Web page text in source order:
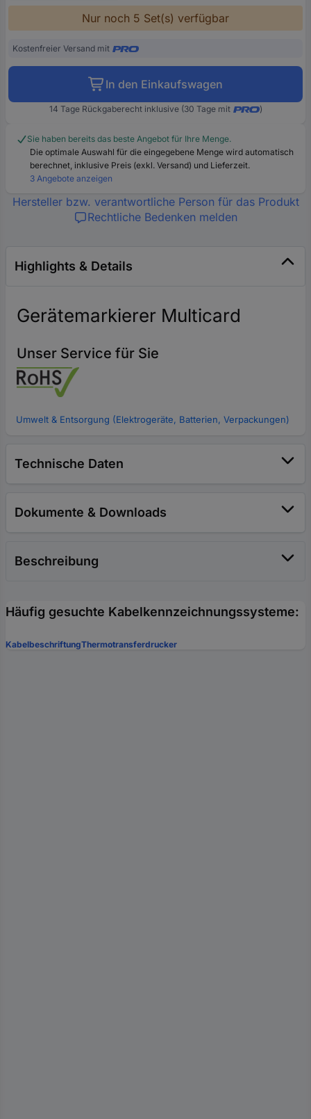
Nur noch 5 Set(s) verfügbar
Kostenfreier Versand mit
In den Einkaufswagen
14 Tage Rückgaberecht inklusive (30 Tage mit )
Sie haben bereits das beste Angebot für Ihre Menge.
Die optimale Auswahl für die eingegebene Menge wird automatisch
berechnet, inklusive Preis (exkl. Versand) und Lieferzeit.
3 Angebote anzeigen
Hersteller bzw. verantwortliche Person für das Produkt
Rechtliche Bedenken melden
Highlights & Details
Gerätemarkierer Multicard
Unser Service für Sie
Umwelt & Entsorgung (Elektrogeräte, Batterien, Verpackungen)
Technische Daten
Dokumente & Downloads
Beschreibung
Häufig gesuchte Kabelkennzeichnungssysteme:
KabelbeschriftungThermotransferdrucker